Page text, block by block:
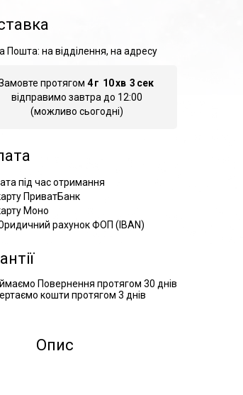
Пошта: на відділення, на адресу
протягом 4 г 10хв 1 сек
відправимо завтра до 12:00
(можливо сьогодні)
під час отримання
ПриватБанк
Моно
рахунок ФОП (IBAN)
Повернення протягом 30 днів
кошти протягом 3 днів
Опис